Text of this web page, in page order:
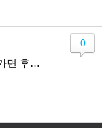
[할로윈]에버랜드 할로윈축제 안가면 후회!!!
0